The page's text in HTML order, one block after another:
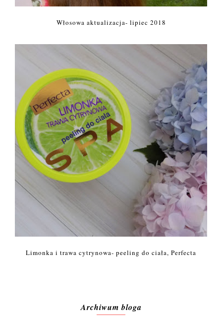
Włosowa aktualizacja- lipiec 2018
Limonka i trawa cytrynowa- peeling do ciała, Perfecta
Archiwum bloga